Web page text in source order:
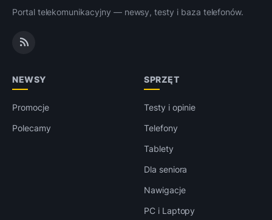
Portal telekomunikacyjny — newsy, testy i baza telefonów.
NEWSY
Promocje
Polecamy
SPRZĘT
Testy i opinie
Telefony
Tablety
Dla seniora
Nawigacje
PC i Laptopy